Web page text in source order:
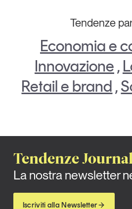
Tendenze
Economia e
Innovazione ,
Retail e brand ,
Tendenze
La nostra newsletter
Iscriviti alla Newsletter